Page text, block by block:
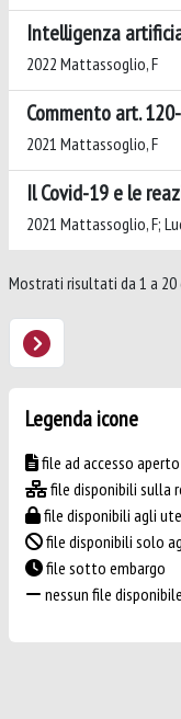
Intelligenza
2022 Mattassoglio, F
Commento art.
2021 Mattassoglio, F
Il Covid-19 e le
2021 Mattassoglio, F;
Mostrati risultati da 1 a 20
Legenda icone
file ad accesso aperto
file disponibili sulla
file disponibili agli
file disponibili solo
file sotto embargo
nessun file disponibile